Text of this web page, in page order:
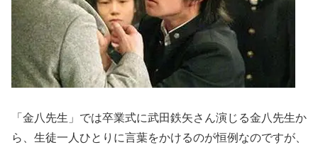
「金八先生」では卒業式に武田鉄矢さん演じる金八先生か
ら、生徒一人ひとりに言葉をかけるのが恒例なのですが、